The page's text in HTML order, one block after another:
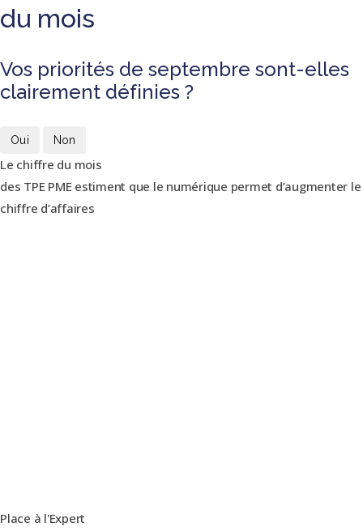
du mois
Vos priorités de septembre sont-elles
clairement définies ?
Oui Non
Le chiffre du mois
des TPE PME estiment que le numérique permet d’augmenter le
chiffre d’affaires
Place à l'Expert